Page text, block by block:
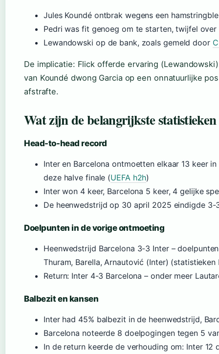
Jules Koundé ontbrak wegens een
Pedri was fit genoeg om te starten, twijfel
Lewandowski op de bank, zoals gemeld door
De implicatie: Flick offerde ervaring
van Koundé dwong Garcia op een onnatuurlijke
afstrafte.
Wat zijn de belangrijkste
Head-to-head record
Inter en Barcelona ontmoetten elkaar 13 keer
deze halve finale (UEFA h2h)
Inter won 4 keer, Barcelona 5 keer, 4 gelijke
De heenwedstrijd op 30 april 2025 eindigde 3-
Doelpunten in de vorige ontmoeting
Heenwedstrijd Barcelona 3-3 Inter –
Thuram, Barella, Arnautović (Inter) (statistieken
Return: Inter 4-3 Barcelona – onder meer
Balbezit en kansen
Inter had 45% balbezit in de heenwedstrijd,
Barcelona noteerde 8 doelpogingen tegen 5
In de return keerde de verhouding om: Inter 12